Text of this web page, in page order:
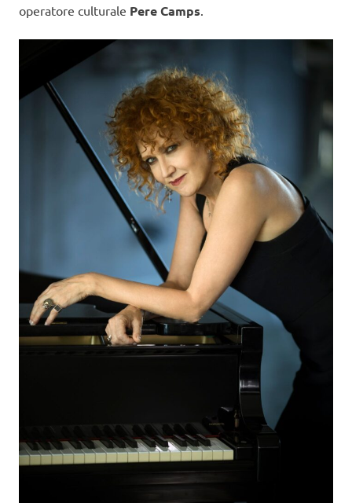
operatore culturale Pere Camps